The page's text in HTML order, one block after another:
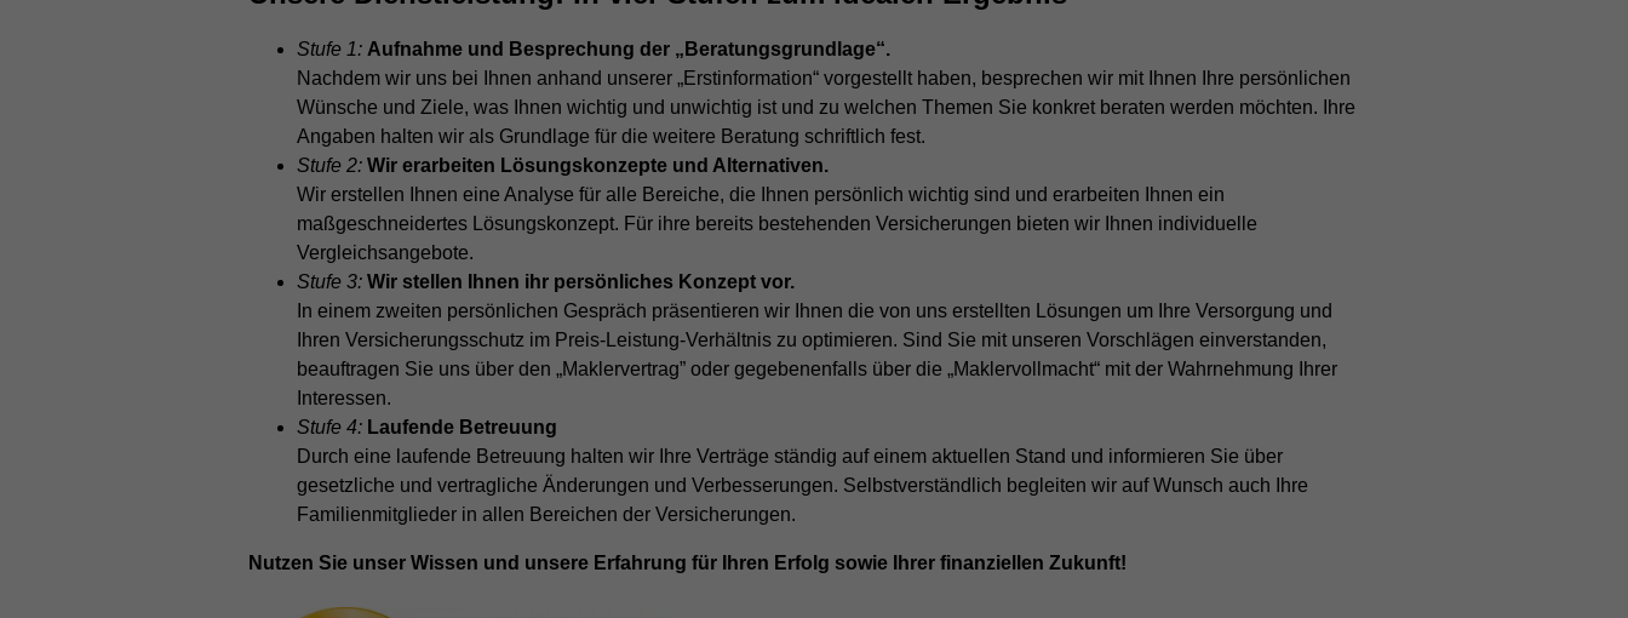
Stufe 1: Aufnahme und Besprechung der „Beratungsgrundlage“.
Nachdem wir uns bei Ihnen anhand unserer „Erstinformation“ vorgestellt haben, besprechen wir mit Ihnen Ihre persönlichen
Wünsche und Ziele, was Ihnen wichtig und unwichtig ist und zu welchen Themen Sie konkret beraten werden möchten. Ihre
Angaben halten wir als Grundlage für die weitere Beratung schriftlich fest.
Stufe 2: Wir erarbeiten Lösungskonzepte und Alternativen.
Wir erstellen Ihnen eine Analyse für alle Bereiche, die Ihnen persönlich wichtig sind und erarbeiten Ihnen ein
maßgeschneidertes Lösungskonzept. Für ihre bereits bestehenden Versicherungen bieten wir Ihnen individuelle
Vergleichsangebote.
Stufe 3: Wir stellen Ihnen ihr persönliches Konzept vor.
In einem zweiten persönlichen Gespräch präsentieren wir Ihnen die von uns erstellten Lösungen um Ihre Versorgung und
Ihren Versicherungsschutz im Preis-Leistung-Verhältnis zu optimieren. Sind Sie mit unseren Vorschlägen einverstanden,
beauftragen Sie uns über den „Maklervertrag” oder gegebenenfalls über die „Maklervollmacht“ mit der Wahrnehmung Ihrer
Interessen.
Stufe 4: Laufende Betreuung
Durch eine laufende Betreuung halten wir Ihre Verträge ständig auf einem aktuellen Stand und informieren Sie über
gesetzliche und vertragliche Änderungen und Verbesserungen. Selbstverständlich begleiten wir auf Wunsch auch Ihre
Familienmitglieder in allen Bereichen der Versicherungen.
Nutzen Sie unser Wissen und unsere Erfahrung für Ihren Erfolg sowie Ihrer finanziellen Zukunft!